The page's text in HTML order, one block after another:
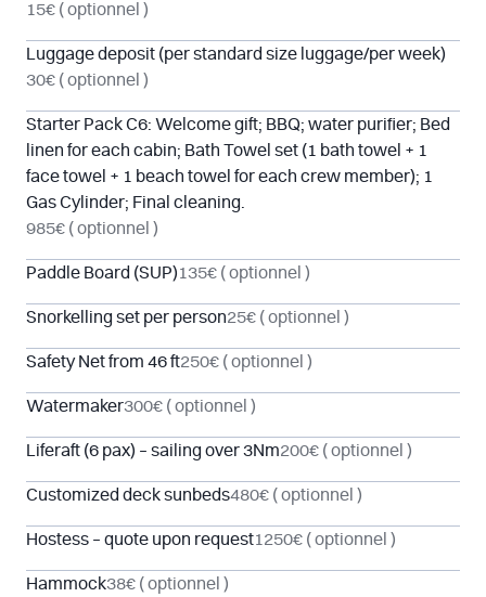
15€ ( optionnel )
Luggage deposit (per standard size luggage/per week)
30€ ( optionnel )
Starter Pack C6: Welcome gift; BBQ; water purifier; Bed
linen for each cabin; Bath Towel set (1 bath towel + 1
face towel + 1 beach towel for each crew member); 1
Gas Cylinder; Final cleaning.
985€ ( optionnel )
Paddle Board (SUP)135€ ( optionnel )
Snorkelling set per person25€ ( optionnel )
Safety Net from 46 ft250€ ( optionnel )
Watermaker300€ ( optionnel )
Liferaft (6 pax) – sailing over 3Nm200€ ( optionnel )
Customized deck sunbeds480€ ( optionnel )
Hostess – quote upon request1250€ ( optionnel )
Hammock38€ ( optionnel )